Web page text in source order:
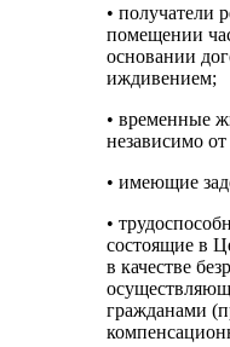
•
помещении
основании
иждивением;
• временные
независимо
• имеющие
•
состоящие в
в качестве
гражданами